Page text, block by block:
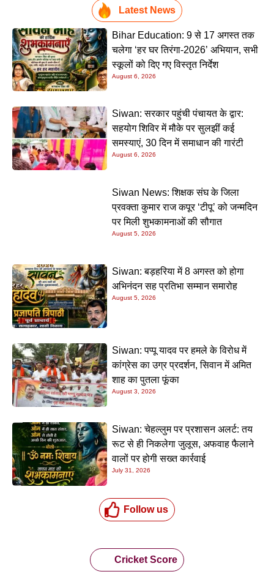
Latest News
Bihar Education: 9 से 17 अगस्त तक
चलेगा ‘हर घर तिरंगा-2026’ अभियान, सभी
स्कूलों को दिए गए विस्तृत निर्देश
August 6, 2026
Siwan: सरकार पहुंची पंचायत के द्वार:
सहयोग शिविर में मौके पर सुलझीं कई
समस्याएं, 30 दिन में समाधान की गारंटी
August 6, 2026
Siwan News: शिक्षक संघ के जिला
प्रवक्ता कुमार राज कपूर ‘टीपू’ को जन्मदिन
पर मिली शुभकामनाओं की सौगात
August 5, 2026
Siwan: बड़हरिया में 8 अगस्त को होगा
अभिनंदन सह प्रतिभा सम्मान समारोह
August 5, 2026
Siwan: पप्पू यादव पर हमले के विरोध में
कांग्रेस का उग्र प्रदर्शन, सिवान में अमित
शाह का पुतला फूंका
August 3, 2026
Siwan: चेहल्लुम पर प्रशासन अलर्ट: तय
रूट से ही निकलेगा जुलूस, अफवाह फैलाने
वालों पर होगी सख्त कार्रवाई
July 31, 2026
Follow us
Cricket Score